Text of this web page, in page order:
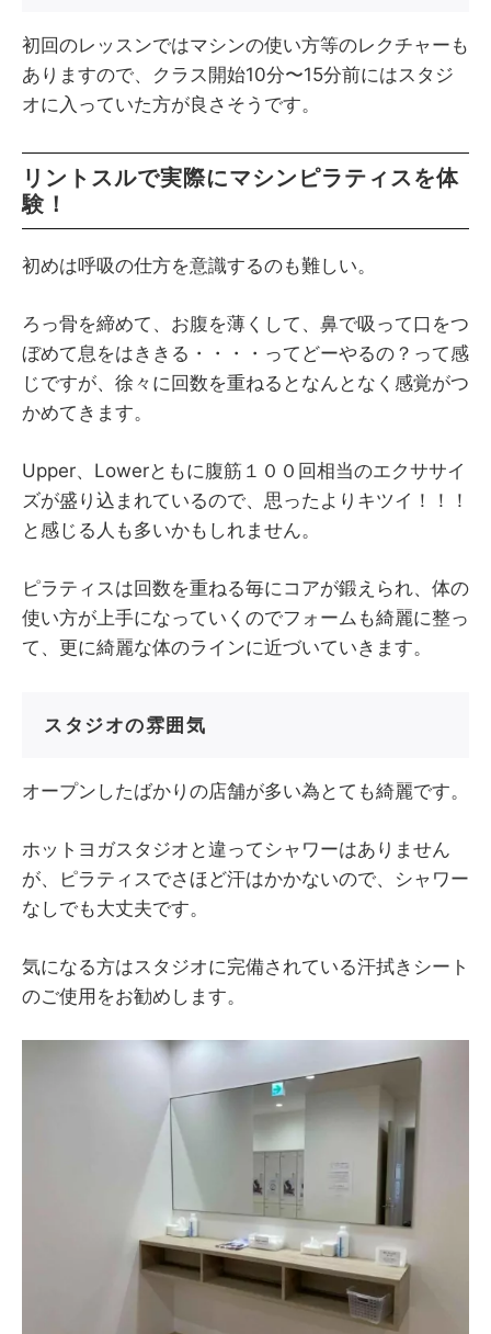
初回のレッスンではマシンの使い方等のレクチャーも
ありますので、クラス開始10分〜15分前にはスタジ
オに入っていた方が良さそうです。
リントスルで実際にマシンピラティスを体
験！
初めは呼吸の仕方を意識するのも難しい。
ろっ骨を締めて、お腹を薄くして、鼻で吸って口をつ
ぼめて息をはききる・・・・ってどーやるの？って感
じですが、徐々に回数を重ねるとなんとなく感覚がつ
かめてきます。
Upper、Lowerともに腹筋１００回相当のエクササイ
ズが盛り込まれているので、思ったよりキツイ！！！
と感じる人も多いかもしれません。
ピラティスは回数を重ねる毎にコアが鍛えられ、体の
使い方が上手になっていくのでフォームも綺麗に整っ
て、更に綺麗な体のラインに近づいていきます。
スタジオの雰囲気
オープンしたばかりの店舗が多い為とても綺麗です。
ホットヨガスタジオと違ってシャワーはありません
が、ピラティスでさほど汗はかかないので、シャワー
なしでも大丈夫です。
気になる方はスタジオに完備されている汗拭きシート
のご使用をお勧めします。